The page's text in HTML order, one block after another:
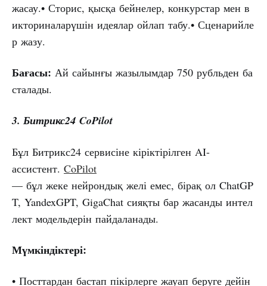
жасау.• Сторис, қысқа бейнелер, конкурстар мен в
икториналарүшін идеялар ойлап табу.• Сценарийле
р жазу.
Бағасы: Ай сайынғы жазылымдар 750 рубльден ба
сталады.
3. Битрикс24 CoPilot
Бұл Битрикс24 сервисіне кіріктірілген AI-
ассистент. CoPilot
— бұл жеке нейрондық желі емес, бірақ ол ChatGP
T, YandexGPT, GigaChat сияқты бар жасанды интел
лект модельдерін пайдаланады.
Мүмкіндіктері:
• Посттардан бастап пікірлерге жауап беруге дейін